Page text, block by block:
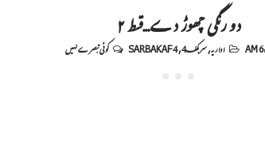
دو رنگی چھوڑ دے...قسط ۲
اداریہ,سربکف4 ,
SARBAKAF 4 کوئی تبصرے نہیں